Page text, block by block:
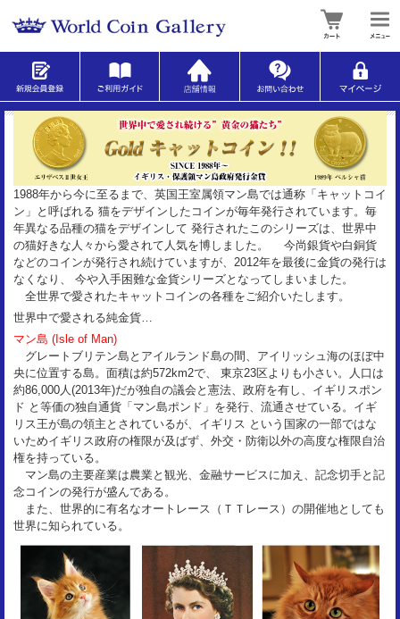
1988年から今に至るまで、英国王室属領マン島では通称「キャットコイ
ン」と呼ばれる 猫をデザインしたコインが毎年発行されています。毎
年異なる品種の猫をデザインして 発行されたこのシリーズは、世界中
の猫好きな人々から愛されて人気を博しました。 今尚銀貨や白銅貨
などのコインが発行され続けていますが、2012年を最後に金貨の発行は
なくなり、 今や入手困難な金貨シリーズとなってしまいました。
全世界で愛されたキャットコインの各種をご紹介いたします。
世界中で愛される純金貨…
マン島 (Isle of Man)
グレートブリテン島とアイルランド島の間、アイリッシュ海のほぼ中
央に位置する島。面積は約572km2で、 東京23区よりも小さい。人口は
約86,000人(2013年)だが独自の議会と憲法、政府を有し、イギリスポン
ド と等価の独自通貨「マン島ポンド」を発行、流通させている。イギ
リス王が島の領主とされているが、イギリス という国家の一部ではな
いためイギリス政府の権限が及ばず、外交・防衛以外の高度な権限自治
権を持っている。
マン島の主要産業は農業と観光、金融サービスに加え、記念切手と記
念コインの発行が盛んである。
また、世界的に有名なオートレース（ＴＴレース）の開催地としても
世界に知られている。